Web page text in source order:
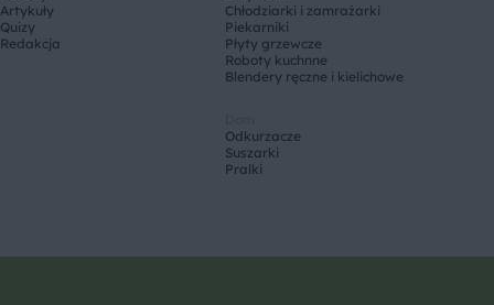
Artykuły
Quizy
Redakcja
Chłodziarki i zamrażarki
Piekarniki
Płyty grzewcze
Roboty kuchnne
Blendery ręczne i kielichowe
Odkurzacze
Suszarki
Pralki